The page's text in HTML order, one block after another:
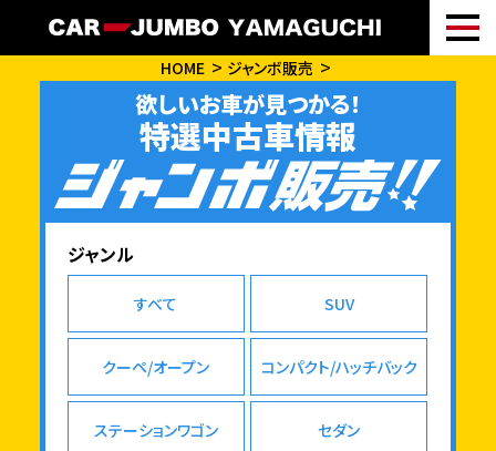
HOME ジャンボ販売
欲しいお車が見つかる！
特選中古車情報
ジャンル
すべて SUV
クーペ/オープン コンパクト/ハッチバック
ステーションワゴン セダン